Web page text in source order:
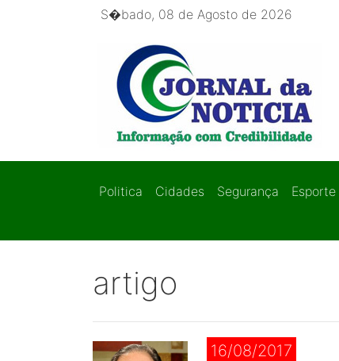
S�bado, 08 de Agosto de 2026
Politica Cidades Segurança Esporte
artigo
16/08/2017